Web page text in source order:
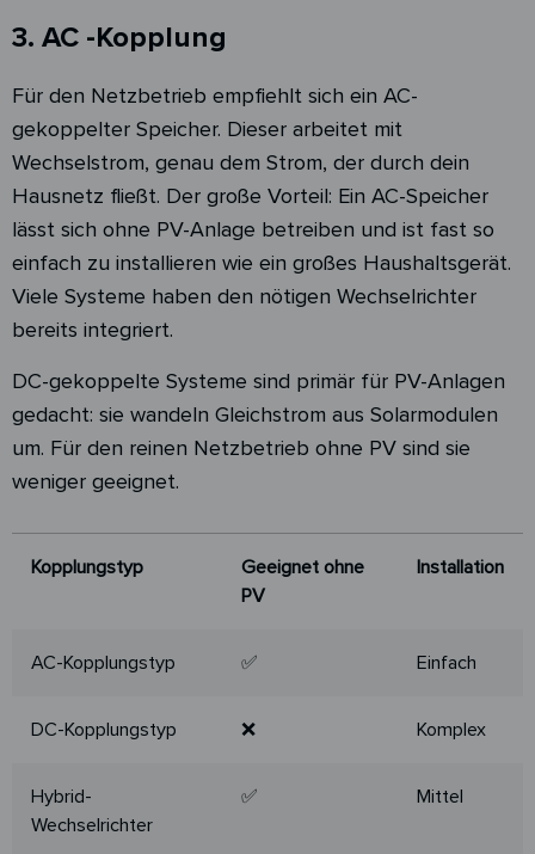
3. AC -Kopplung
Für den Netzbetrieb empfiehlt sich ein AC-
gekoppelter Speicher. Dieser arbeitet mit
Wechselstrom, genau dem Strom, der durch dein
Hausnetz fließt. Der große Vorteil: Ein AC-Speicher
lässt sich ohne PV-Anlage betreiben und ist fast so
einfach zu installieren wie ein großes Haushaltsgerät.
Viele Systeme haben den nötigen Wechselrichter
bereits integriert.
DC-gekoppelte Systeme sind primär für PV-Anlagen
gedacht: sie wandeln Gleichstrom aus Solarmodulen
um. Für den reinen Netzbetrieb ohne PV sind sie
weniger geeignet.
Kopplungstyp
Geeignet ohne
PV
Installation
PV
AC-Kopplungstyp
✅ Einfach
DC-Kopplungstyp ❌ Komplex
Hybrid-
Wechselrichter
✅ Mittel